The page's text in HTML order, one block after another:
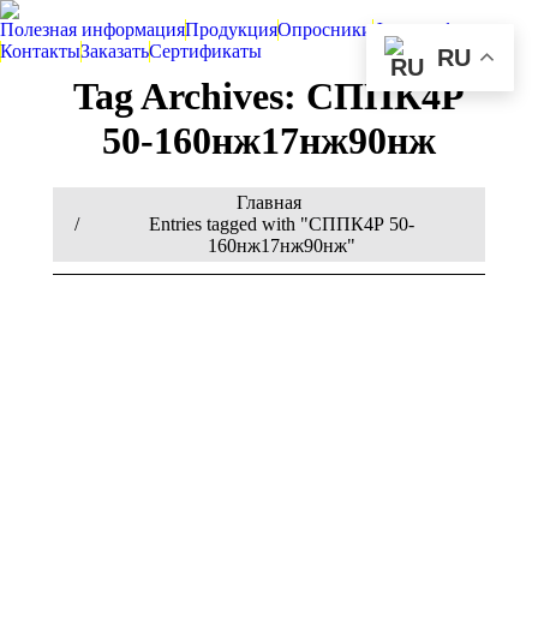
Полезная информацияПродукцияОпросники Фотографии
КонтактыЗаказатьСертификаты
Tag Archives: СППК4Р
50-160нж17нж90нж
You are here:
Главная
Entries tagged with "СППК4Р 50-
160нж17нж90нж"
RU